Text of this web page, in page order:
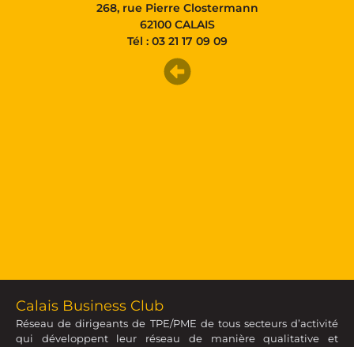
268, rue Pierre Clostermann
62100 CALAIS
Tél : 03 21 17 09 09
Calais Business Club
Réseau de dirigeants de TPE/PME de tous secteurs d’activité
qui développent leur réseau de manière qualitative et